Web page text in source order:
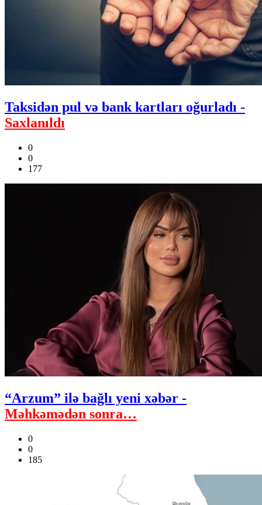
Taksidən pul və bank kartları oğurladı -
Saxlanıldı
0
0
177
“Arzum” ilə bağlı yeni xəbər -
Məhkəmədən sonra…
0
0
185